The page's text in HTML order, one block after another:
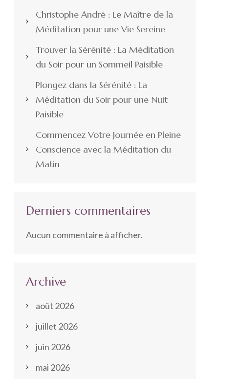
Christophe André : Le Maître de la
Méditation pour une Vie Sereine
Trouver la Sérénité : La Méditation
du Soir pour un Sommeil Paisible
Plongez dans la Sérénité : La
Méditation du Soir pour une Nuit
Paisible
Commencez Votre Journée en Pleine
Conscience avec la Méditation du
Matin
Derniers commentaires
Aucun commentaire à afficher.
Archive
août 2026
juillet 2026
juin 2026
mai 2026